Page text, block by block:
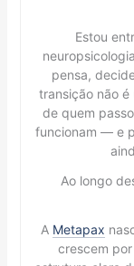
Estou
pensa,
transição não
de quem
funcionam — e
Ao longo
A Metapax
crescem